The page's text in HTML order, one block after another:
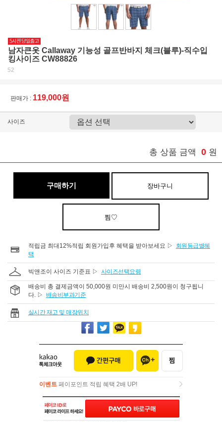
남자큰옷 Callaway 기능성 골프반바지 체크(블루)-직수입
킹사이즈 CW88826
52
판매가 : 119,000원
사이즈
총 상품 금액 0 원
구매하기 장바구니
찜♡
적립금 최대12%적립 회원가입후 혜택을 받아보세요 ▷
회원등급별혜
택
빅앤조이 사이즈 기준표 ▷ 사이즈선택요령
배송비 총 결제금액이 50,000원 미만시 배송비 2,500원이 청구됩니
다. ▷ 배송비부과기준
실시간 재고 및 매장위치
이벤트 페이포인트 적립 혜택 2배 UP!
이벤트페이포인트 적립 혜택 2배 UP!